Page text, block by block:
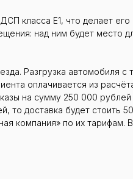
класса Е1, что делает
над ним будет место
Разгрузка автомобиля
оплачивается из
на сумму 250 000
то доставка будет стоить
компания» по их